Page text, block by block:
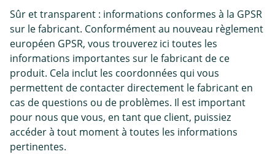
Sûr et transparent : informations conformes à la GPSR
sur le fabricant. Conformément au nouveau règlement
européen GPSR, vous trouverez ici toutes les
informations importantes sur le fabricant de ce
produit. Cela inclut les coordonnées qui vous
permettent de contacter directement le fabricant en
cas de questions ou de problèmes. Il est important
pour nous que vous, en tant que client, puissiez
accéder à tout moment à toutes les informations
pertinentes.